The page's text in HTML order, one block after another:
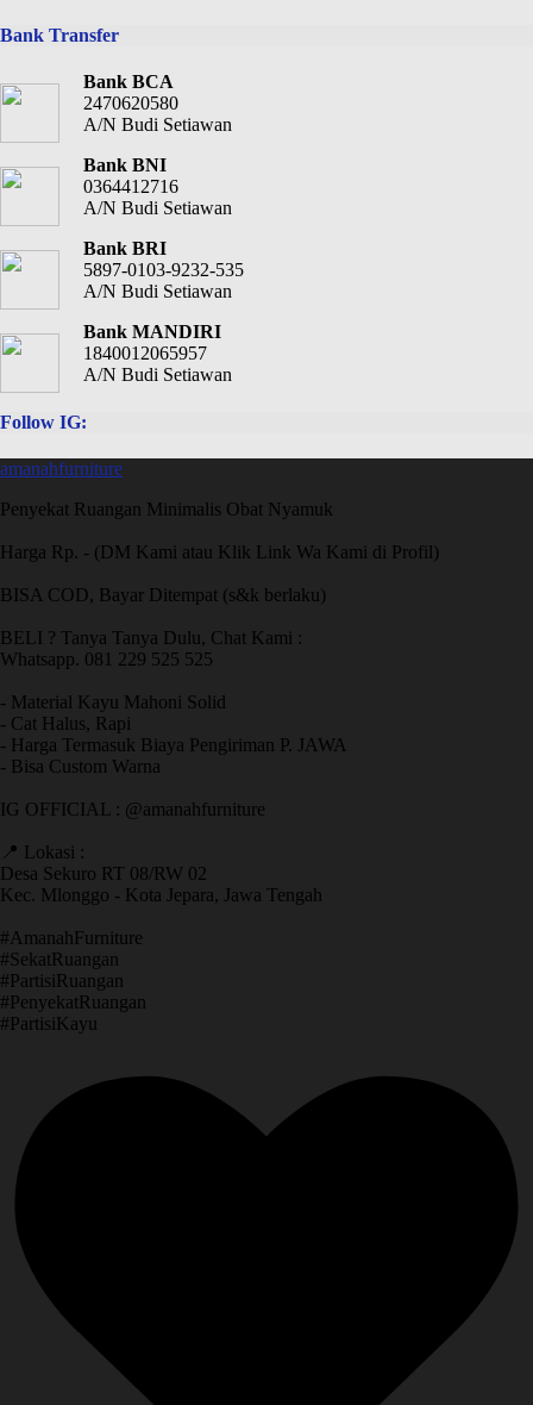
Bank Transfer
Bank BCA
2470620580
A/N Budi Setiawan
Bank BNI
0364412716
A/N Budi Setiawan
Bank BRI
5897-0103-9232-535
A/N Budi Setiawan
Bank MANDIRI
1840012065957
A/N Budi Setiawan
Follow IG:
amanahfurniture
Penyekat Ruangan Minimalis Obat Nyamuk
Harga Rp. - (DM Kami atau Klik Link Wa Kami di Profil)
BISA COD, Bayar Ditempat (s&k berlaku)
BELI ? Tanya Tanya Dulu, Chat Kami :
Whatsapp. 081 229 525 525
- Material Kayu Mahoni Solid
- Cat Halus, Rapi
- Harga Termasuk Biaya Pengiriman P. JAWA
- Bisa Custom Warna
IG OFFICIAL : @amanahfurniture
📍 Lokasi :
Desa Sekuro RT 08/RW 02
Kec. Mlonggo - Kota Jepara, Jawa Tengah
​#AmanahFurniture
​#SekatRuangan
​#PartisiRuangan
​#PenyekatRuangan
​#PartisiKayu